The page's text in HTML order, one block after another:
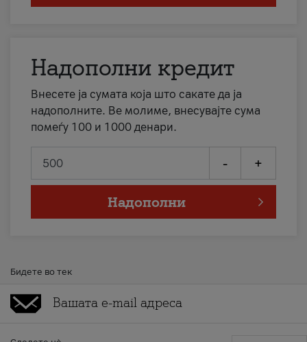
Надополни кредит
Внесете ја сумата која што сакате да ја
надополните. Ве молиме, внесувајте сума
помеѓу 100 и 1000 денари.
- +
Надополни
Бидете во тек